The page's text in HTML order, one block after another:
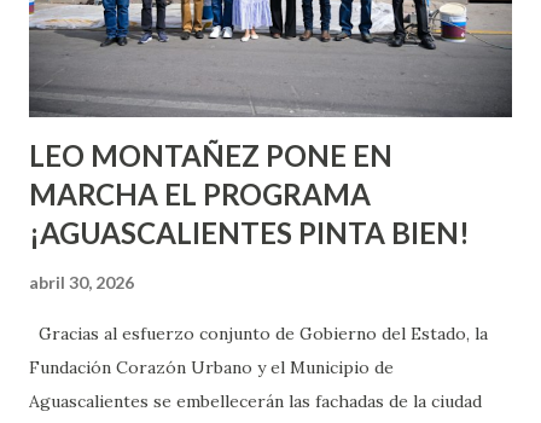
experimentarlo, pero como cualquier persona con
experiencia te dirá, siempre es mejor cuando ambas partes
son suficientemen...
LEO MONTAÑEZ PONE EN
MARCHA EL PROGRAMA
¡AGUASCALIENTES PINTA BIEN!
abril 30, 2026
Gracias al esfuerzo conjunto de Gobierno del Estado, la
Fundación Corazón Urbano y el Municipio de
Aguascalientes se embellecerán las fachadas de la ciudad